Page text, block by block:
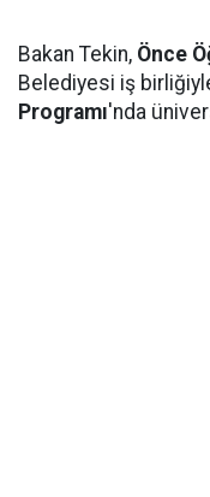
Bakan Tekin, Önce
Belediyesi iş
Programı'nda